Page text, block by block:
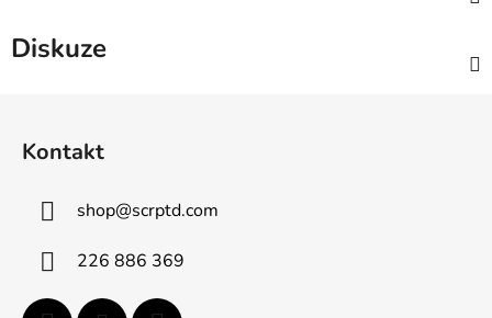
Diskuze
Kontakt
shop@scrptd.com
226 886 369